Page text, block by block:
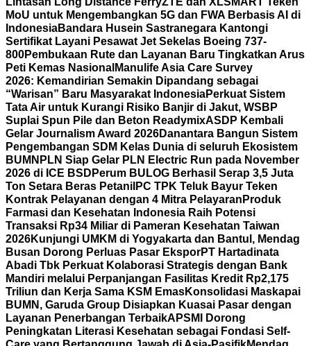
MoU untuk Mengembangkan 5G dan FWA Berbasis AI di
IndonesiaBandara Husein Sastranegara Kantongi
Sertifikat Layani Pesawat Jet Sekelas Boeing 737-
800Pembukaan Rute dan Layanan Baru Tingkatkan Arus
Peti Kemas Nasional Manulife Asia Care Survey
2026: Kemandirian Semakin Dipandang sebagai
“Warisan” Baru Masyarakat IndonesiaPerkuat Sistem
Tata Air untuk Kurangi Risiko Banjir di Jakut, WSBP
Suplai Spun Pile dan Beton ReadymixASDP Kembali
Gelar Journalism Award 2026Danantara Bangun Sistem
Pengembangan SDM Kelas Dunia di seluruh Ekosistem
BUMN PLN Siap Gelar PLN Electric Run pada November
2026 di ICE BSD Perum BULOG Berhasil Serap 3,5 Juta
Ton Setara Beras Petani IPC TPK Teluk Bayur Teken
Kontrak Pelayanan dengan 4 Mitra Pelayaran Produk
Farmasi dan Kesehatan Indonesia Raih Potensi
Transaksi Rp34 Miliar di Pameran Kesehatan Taiwan
2026Kunjungi UMKM di Yogyakarta dan Bantul, Mendag
Busan Dorong Perluas Pasar EksporPT Hartadinata
Abadi Tbk Perkuat Kolaborasi Strategis dengan Bank
Mandiri melalui Perpanjangan Fasilitas Kredit Rp2,175
Triliun dan Kerja Sama KSM EmasKonsolidasi Maskapai
BUMN, Garuda Group Disiapkan Kuasai Pasar dengan
Layanan Penerbangan TerbaikAPSMI Dorong
Peningkatan Literasi Kesehatan sebagai Fondasi Self-